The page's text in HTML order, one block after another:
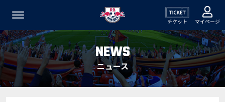
チケット マイページ
NEWS
ニュース